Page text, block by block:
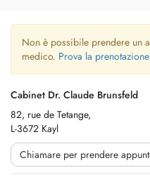
Non è possibile prendere un
medico. Prova la
Cabinet Dr. Claude Brunsfeld
82, rue de Tetange,
L-3672 Kayl
Chiamare per prendere